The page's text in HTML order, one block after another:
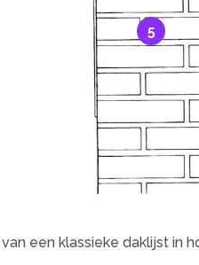
5
een klassieke daklijst in